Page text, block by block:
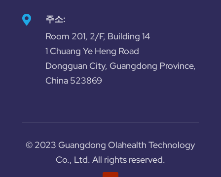

주소:
Room 201, 2/F, Building 14
1 Chuang Ye Heng Road
Dongguan City, Guangdong Province,
China 523869
© 2023 Guangdong Olahealth Technology
Co., Ltd. All rights reserved.